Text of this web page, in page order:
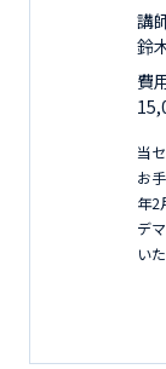
講
鈴
費
当
お
年2
デ
い